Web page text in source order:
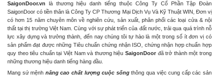
SaigonDoor.vn là thương hiệu danh tiếng thuộc Công Ty Cổ Phần Tập Đoàn
SaigonDoor có tiền thân là Công Ty CP Thương Mại Dịch Vụ Và Kỹ Thuật WIN, Đơn vị
có hơn 15 năm chuyên môn về nghiên cứu, sản xuất, phân phối các loại cửa & nội
thất tại thị trường Việt Nam. Cùng với sự phát triển của đất nước, trải qua quá trình nỗ
lực xây dựng và trưởng thành, đến nay chúng tôi tự hào là một trong số ít đơn vị có
sản phẩm đạt được những Tiêu chuẩn chứng nhận ISO, chứng nhận hợp chuẩn hợp
quy theo tiêu chuẩn tại Việt Nam và thương hiệu SaigonDoor đã trở thành một trong
những thương hiệu danh tiếng hàng đầu.
Mang sứ mệnh nâng cao chất lượng cuộc sốngthông qua việc cung cấp các sản